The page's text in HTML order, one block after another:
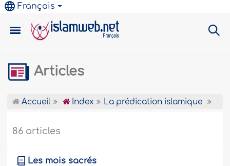
Français
Articles
Accueil Index La prédication islamique
86 articles
Les mois sacrés